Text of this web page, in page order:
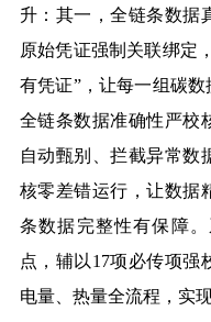
升：其一，全链条数据
原始凭证强制关联绑定
有凭证”，让每一组碳数
全链条数据准确性严校
自动甄别、拦截异常数
核零差错运行，让数据
条数据完整性有保障
点，辅以17项必传项强
电量、热量全流程，实